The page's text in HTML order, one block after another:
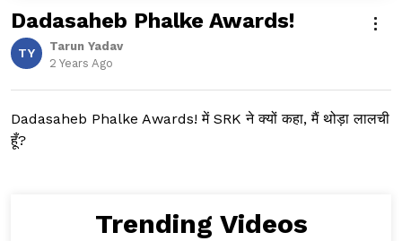
Dadasaheb Phalke Awards!
TY
Tarun Yadav
2 Years Ago
Dadasaheb Phalke Awards! में SRK ने क्यों कहा, मैं थोड़ा लालची
हूँ?
Trending Videos